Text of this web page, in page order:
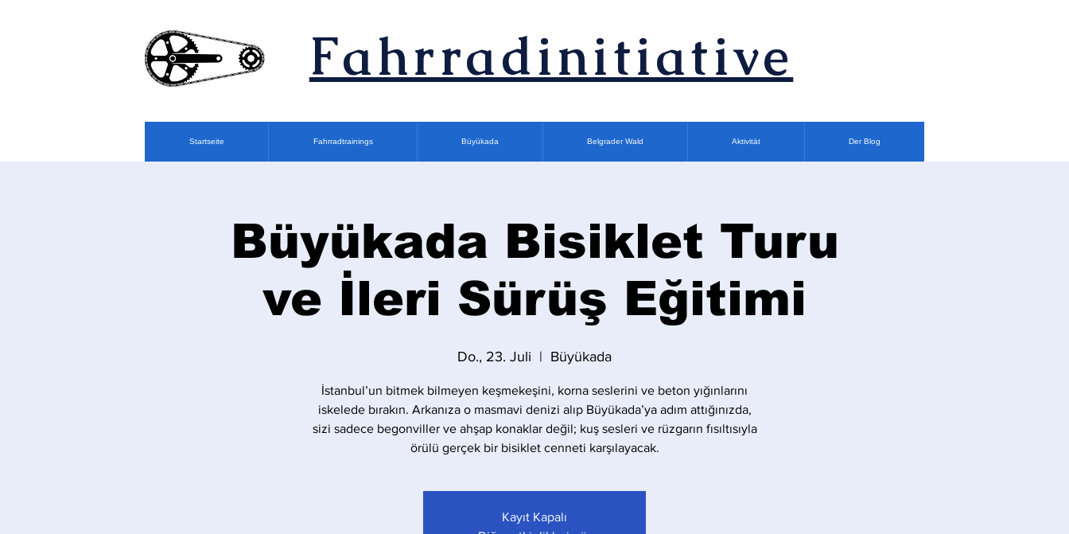
Fahrradinitiative
Startseite Fahrradtrainings Büyükada Belgrader Wald Aktivität Der Blog
Büyükada Bisiklet Turu
ve İleri Sürüş Eğitimi
Do., 23. Juli
  |
Büyükada
İstanbul’un bitmek bilmeyen keşmekeşini, korna seslerini ve beton yığınlarını
iskelede bırakın. Arkanıza o masmavi denizi alıp Büyükada’ya adım attığınızda,
sizi sadece begonviller ve ahşap konaklar değil; kuş sesleri ve rüzgarın fısıltısıyla
örülü gerçek bir bisiklet cenneti karşılayacak.
Kayıt Kapalı